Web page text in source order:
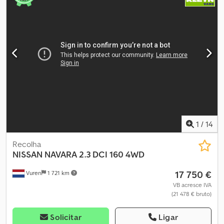
NV200 transformada em autocaravana e totalmente homologada,
Distribuição recém-feita Discos e pastilhas de travão substituídos
recentemente Pneus de todas as estações praticamente novos
Bancos dianteiros giratórios homologados Segunda bateria
1 / 14
Vuren 1 721 km
Recolha
NISSAN NAVARA 2.3 DCI 160 4WD
17 750 €
VB acresce IVA
(21 478 € bruto)
Solicitar Ligar